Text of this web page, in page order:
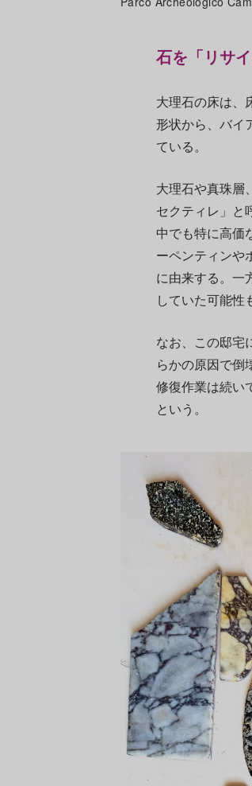
石を「リサ
大理石の床は、
形状から、バイ
ている。
大理石や真珠層
セクティレ」と
中でも特に高価
ーペンティンや
に由来する。一
していた可能性
なお、この邸宅
らかの原因で倒
修復作業は続い
という。